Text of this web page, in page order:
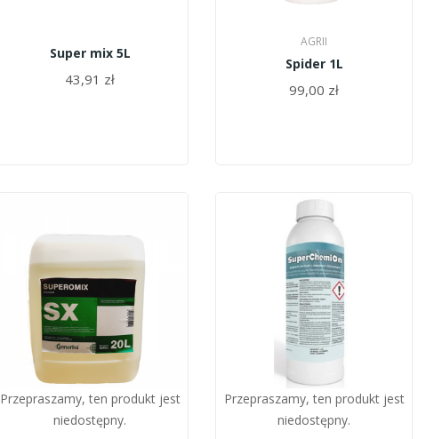
Super mix 5L
43,91 zł
AGRII
Spider 1L
99,00 zł
Przepraszamy, ten produkt jest
niedostępny.
Przepraszamy, ten produkt jest
niedostępny.